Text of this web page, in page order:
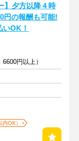
】夕方以降４時
円の報酬も可能!
OK！
円以上）
OK）